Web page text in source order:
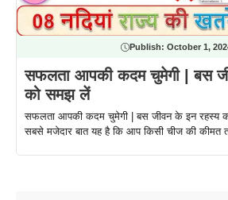
Publish: October 1,
सफलता आपकी कदम चुमेगी | बस
को समझ लें
सफलता आपकी कदम चुमेगी | बस जीवन के इन रहस्य
सबसे मजेदार बात यह है कि आप किसी चीज की कीमत